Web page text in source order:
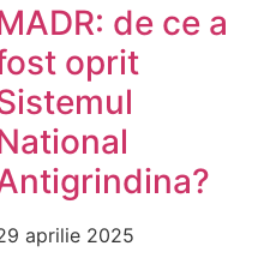
de ce a
oprit
aprilie 2025